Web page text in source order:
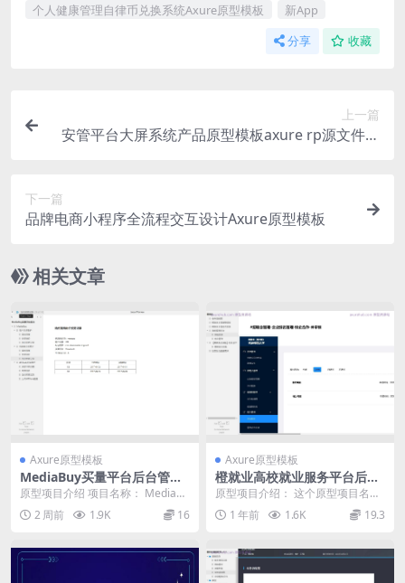
个人健康管理自律币兑换系统Axure原型模板
新App
分享 收藏
上一篇
安管平台大屏系统产品原型模板axure rp源文件下
下一篇
品牌电商小程序全流程交互设计Axure原型模板
相关文章
Axure原型模板
MediaBuy买量平台后台管理
系统Axure原型模板
原型项目介绍 项目名称： MediaBu
y买量平台后台 原型文档包含内
容： 14...
2 周前 1.9K 16
Axure原型模板
橙就业高校就业服务平台后台
管理系统Axure原型模板
原型项目介绍： 这个原型项目名为
“橙就业”，是一个旨在帮助高校学生
就业和企业招聘...
1 年前 1.6K 19.3